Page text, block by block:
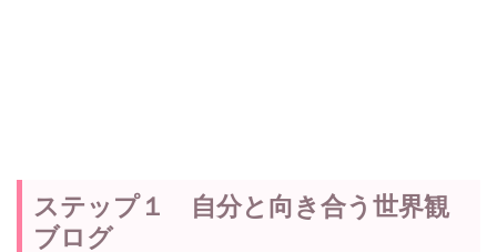
ステップ１ 自分と向き合う世界観
ブログ